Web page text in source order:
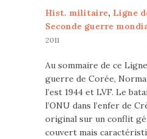
Hist. militaire, Ligne
Seconde guerre
2011
Au sommaire de ce
guerre de Corée,
l’est 1944 et LVF. Le
l’ONU dans l’enfer de
original sur un conflit
couvert mais